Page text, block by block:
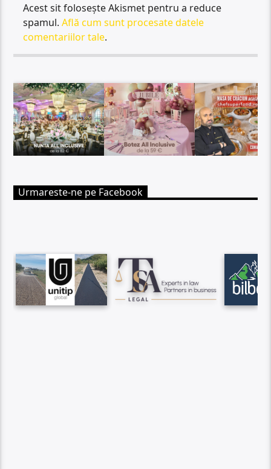
Acest sit folosește Akismet pentru a reduce
spamul.Află cum sunt procesate datele
comentariilor tale.
Urmareste-ne pe Facebook